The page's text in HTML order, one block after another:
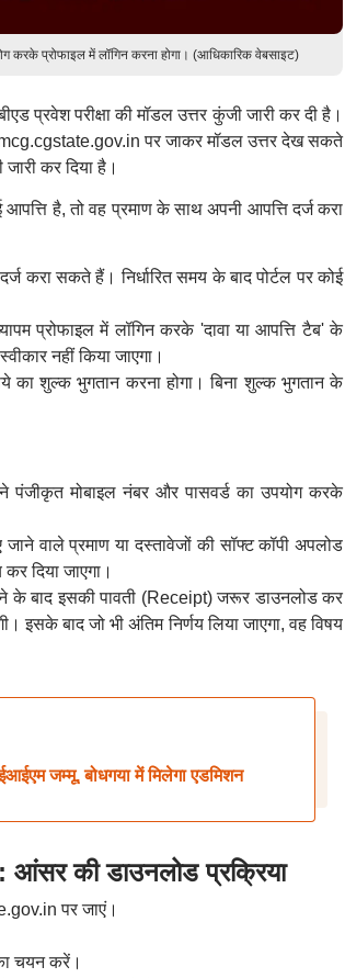
करके प्रोफाइल में लॉगिन करना होगा। (आधिकारिक वेबसाइट)
प्रवेश परीक्षा की मॉडल उत्तर कुंजी जारी कर दी है।
पर जाकर मॉडल उत्तर देख सकते
कर दिया है।
है, तो वह प्रमाण के साथ अपनी आपत्ति दर्ज करा
करा सकते हैं। निर्धारित समय के बाद पोर्टल पर कोई
प्रोफाइल में लॉगिन करके 'दावा या आपत्ति टैब' के
नहीं किया जाएगा।
का शुल्क भुगतान करना होगा। बिना शुल्क भुगतान के
पंजीकृत मोबाइल नंबर और पासवर्ड का उपयोग करके
वाले प्रमाण या दस्तावेजों की सॉफ्ट कॉपी अपलोड
दिया जाएगा।
के बाद इसकी पावती (Receipt) जरूर डाउनलोड कर
इसके बाद जो भी अंतिम निर्णय लिया जाएगा, वह विषय
जम्मू, बोधगया में मिलेगा एडमिशन
की डाउनलोड प्रक्रिया
पर जाएं।
चयन करें।